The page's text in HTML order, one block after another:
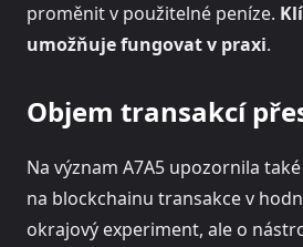
proměnit v použitelné peníze.
umožňuje fungovat v praxi.
Objem transakcí
Na význam A7A5 upozornila
na blockchainu transakce v
okrajový experiment, ale o